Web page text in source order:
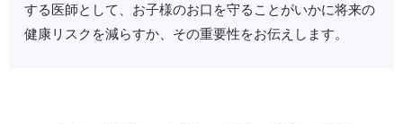
する医師として、お子様のお口を守ることがいかに将来の
健康リスクを減らすか、その重要性をお伝えします。